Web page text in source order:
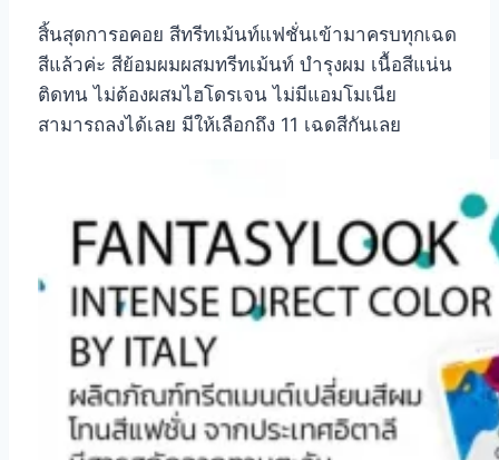
สิ้นสุดการอคอย สีทรีทเม้นท์แฟชั่นเข้ามาครบทุกเฉด
สีแล้วค่ะ สีย้อมผมผสมทรีทเม้นท์ บำรุงผม เนื้อสีแน่น
ติดทน ไม่ต้องผสมไฮโดรเจน ไม่มีแอมโมเนีย
สามารถลงได้เลย มีให้เลือกถึง 11 เฉดสีกันเลย